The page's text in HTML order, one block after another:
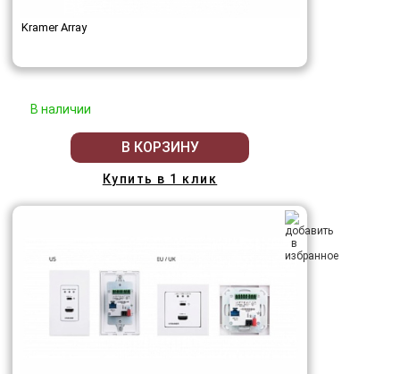
Kramer Array
В наличии
В КОРЗИНУ
Купить в 1 клик